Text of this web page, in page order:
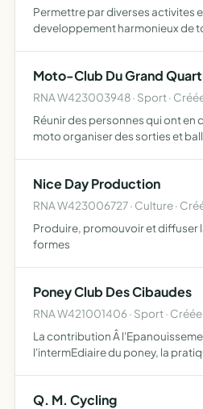
Permettre par diverses activites
developpement harmonieux de
Moto-Club Du Grand
RNA W423003948 · Sport ·
Réunir des personnes qui ont en
moto organiser des sorties et
fina…
Nice Day Production
RNA W423006727 · Culture ·
Produire, promouvoir et diffuser
formes
Poney Club Des Cibaudes
RNA W421001406 · Sport ·
La contribution Â
l'intermEdiaire du poney, la
qualifica…
Q. M. Cycling